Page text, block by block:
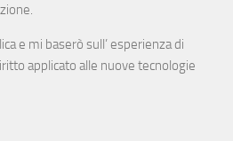
e mi baserò sull’ esperienza di
applicato alle nuove tecnologie